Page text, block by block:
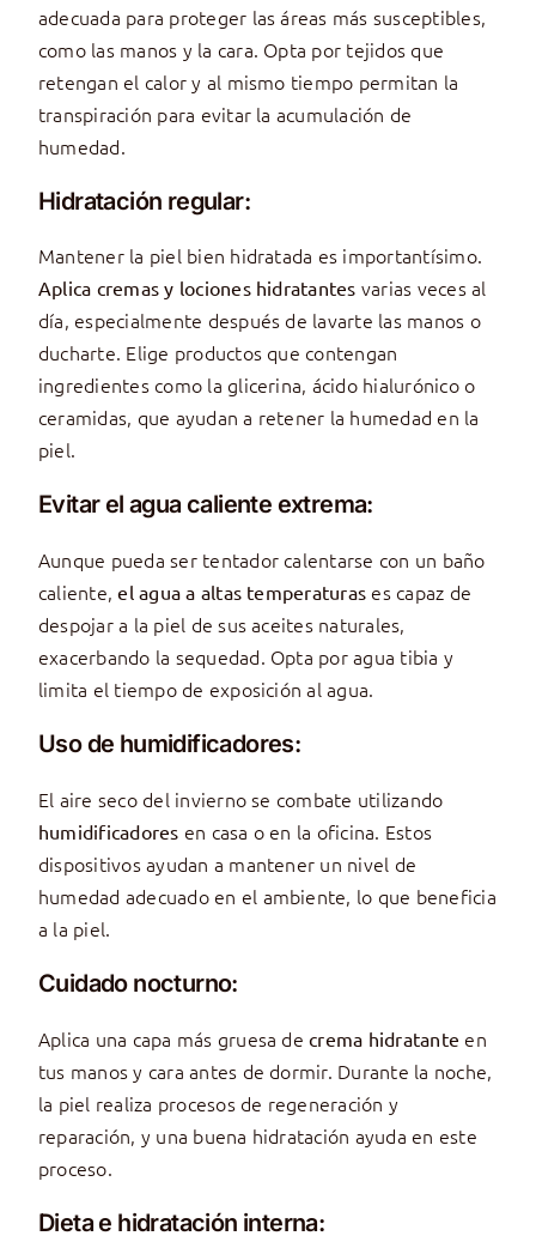
adecuada para proteger las áreas más susceptibles,
como las manos y la cara. Opta por tejidos que
retengan el calor y al mismo tiempo permitan la
transpiración para evitar la acumulación de
humedad.
Hidratación regular:
Mantener la piel bien hidratada es importantísimo.
Aplica cremas y lociones hidratantes varias veces al
día, especialmente después de lavarte las manos o
ducharte. Elige productos que contengan
ingredientes como la glicerina, ácido hialurónico o
ceramidas, que ayudan a retener la humedad en la
piel.
Evitar el agua caliente extrema:
Aunque pueda ser tentador calentarse con un baño
caliente, el agua a altas temperaturas es capaz de
despojar a la piel de sus aceites naturales,
exacerbando la sequedad. Opta por agua tibia y
limita el tiempo de exposición al agua.
Uso de humidificadores:
El aire seco del invierno se combate utilizando
humidificadores en casa o en la oficina. Estos
dispositivos ayudan a mantener un nivel de
humedad adecuado en el ambiente, lo que beneficia
a la piel.
Cuidado nocturno:
Aplica una capa más gruesa decrema hidratante en
tus manos y cara antes de dormir. Durante la noche,
la piel realiza procesos de regeneración y
reparación, y una buena hidratación ayuda en este
proceso.
Dieta e hidratación interna: